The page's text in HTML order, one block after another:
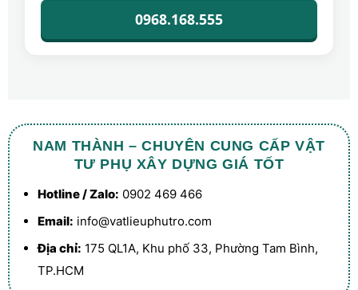
0968.168.555
NAM THÀNH – CHUYÊN CUNG CẤP VẬT
TƯ PHỤ XÂY DỰNG GIÁ TỐT
Hotline / Zalo: 0902 469 466
Email: info@vatlieuphutro.com
Địa chỉ: 175 QL1A, Khu phố 33, Phường Tam Bình,
TP.HCM